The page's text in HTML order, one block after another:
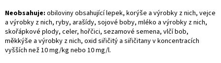
Neobsahuje: obiloviny obsahující lepek, korýše a výrobky z nich, vejce
a výrobky z nich, ryby, arašídy, sojové boby, mléko a výrobky z nich,
skořápkové plody, celer, hořčici, sezamové semena, vlčí bob,
měkkýše a výrobky z nich, oxid siřičitý a siřičitany v koncentracích
vyšších než 10 mg/kg nebo 10 mg/l.